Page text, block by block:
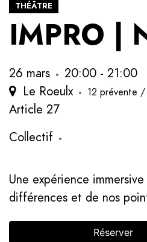
THÉÂTRE
IMPRO |
26 mars
20:00 - 21:00
Le Roeulx
12 prévente
Article 27
Collectif
Une expérience
différences et de nos
Réserver